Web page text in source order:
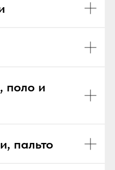
поло и
пальто